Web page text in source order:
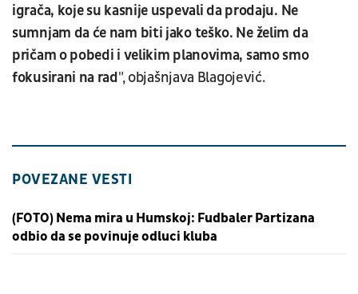
igrača, koje su kasnije uspevali da prodaju. Ne
sumnjam da će nam biti jako teško. Ne želim da
pričam o pobedi i velikim planovima, samo smo
fokusirani na rad", objašnjava Blagojević.
POVEZANE VESTI
(FOTO) Nema mira u Humskoj: Fudbaler Partizana
odbio da se povinuje odluci kluba